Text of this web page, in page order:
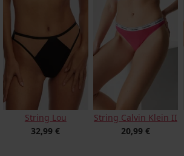
String Lou
32,99 €
String Calvin Klein II
20,99 €